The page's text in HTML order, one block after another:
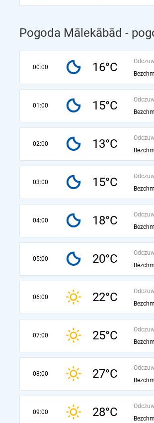
Pogoda Mālekābād -
00:00 16°C
01:00 15°C
02:00 13°C
03:00 15°C
04:00 18°C
05:00 20°C
06:00 22°C
07:00 25°C
08:00 27°C
09:00 28°C